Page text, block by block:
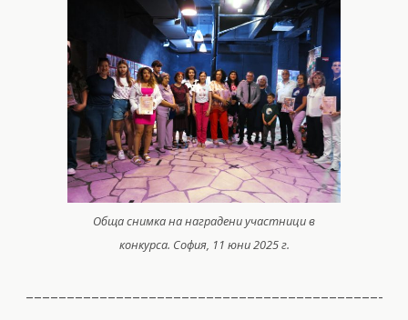
Обща снимка на наградени участници в
конкурса. София, 11 юни 2025 г.
–––––––––––––––––––––––––––––––––––––––––––-